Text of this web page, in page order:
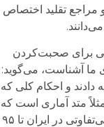
مراجع تقلید اختصاص
اطلاعات، وقتی برای صحبت‌کردن
ما آشناست، می‌گوید:
دادند و احکام کلى که
متد آمارى است که
باید در میشیگان پیاده شود، ولى در یزد از آن استفاده مى‌کنند) نتایج بسیار بدى خواهیم گرفت. همانطور که گفتند بیگانگى و بى‌تفاوتى در ایران تا ۹۵